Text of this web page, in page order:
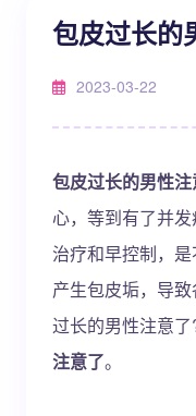
包皮过长的
2023-03-22
包皮过长的男性注
心，等到有了并
治疗和早控制，是
产生包皮垢，导
过长的男性注意
注意了。